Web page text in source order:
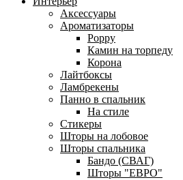
Аксессуары
Ароматизаторы
Poppy
Камин на торпеду
Корона
Лайтбоксы
Ламбрекены
Панно в спальник
На стиле
Стикеры
Шторы на лобовое
Шторы спальника
Бандо (СВАГ)
Шторы "ЕВРО"